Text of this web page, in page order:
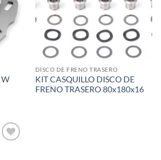
W
DISCO DE FRENO TRASERO
KIT CASQUILLO DISCO DE
FRENO TRASERO 80x180x16